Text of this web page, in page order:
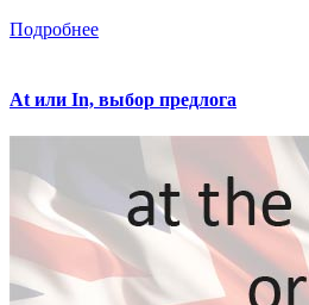
Подробнее
At или In, выбор предлога